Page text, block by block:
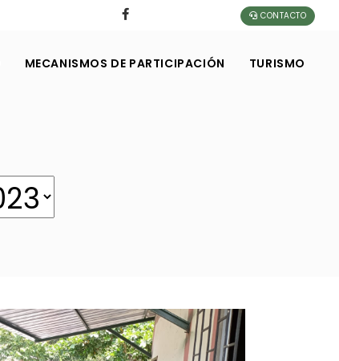
CONTACTO
MECANISMOS DE PARTICIPACIÓN TURISMO